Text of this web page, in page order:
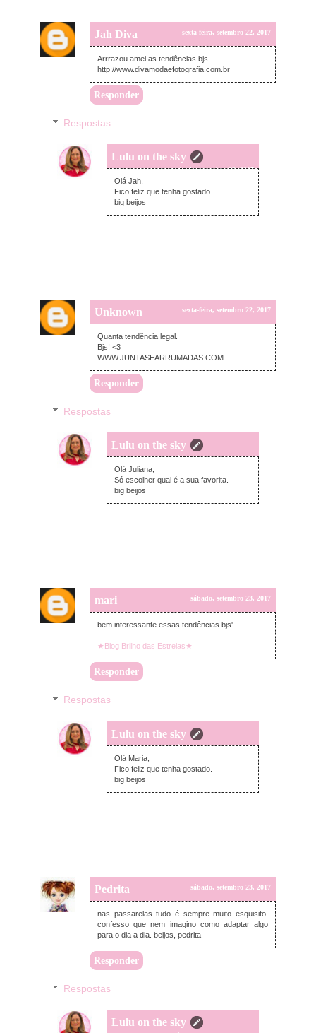
Jah Diva sexta-feira, setembro 22, 2017
Arrrazou amei as tendências.bjs
http://www.divamodaefotografia.com.br
Responder
Respostas
Lulu on the sky
sábado, setembro 23, 2017
Olá Jah,
Fico feliz que tenha gostado.
big beijos
Unknown sexta-feira, setembro 22, 2017
Quanta tendência legal.
Bjs! <3
WWW.JUNTASEARRUMADAS.COM
Responder
Respostas
Lulu on the sky
sábado, setembro 23, 2017
Olá Juliana,
Só escolher qual é a sua favorita.
big beijos
mari sábado, setembro 23, 2017
bem interessante essas tendências bjs'
★Blog Brilho das Estrelas★
Responder
Respostas
Lulu on the sky
sábado, setembro 23, 2017
Olá Maria,
Fico feliz que tenha gostado.
big beijos
Pedrita sábado, setembro 23, 2017
nas passarelas tudo é sempre muito esquisito.
confesso que nem imagino como adaptar algo
para o dia a dia. beijos, pedrita
Responder
Respostas
Lulu on the sky